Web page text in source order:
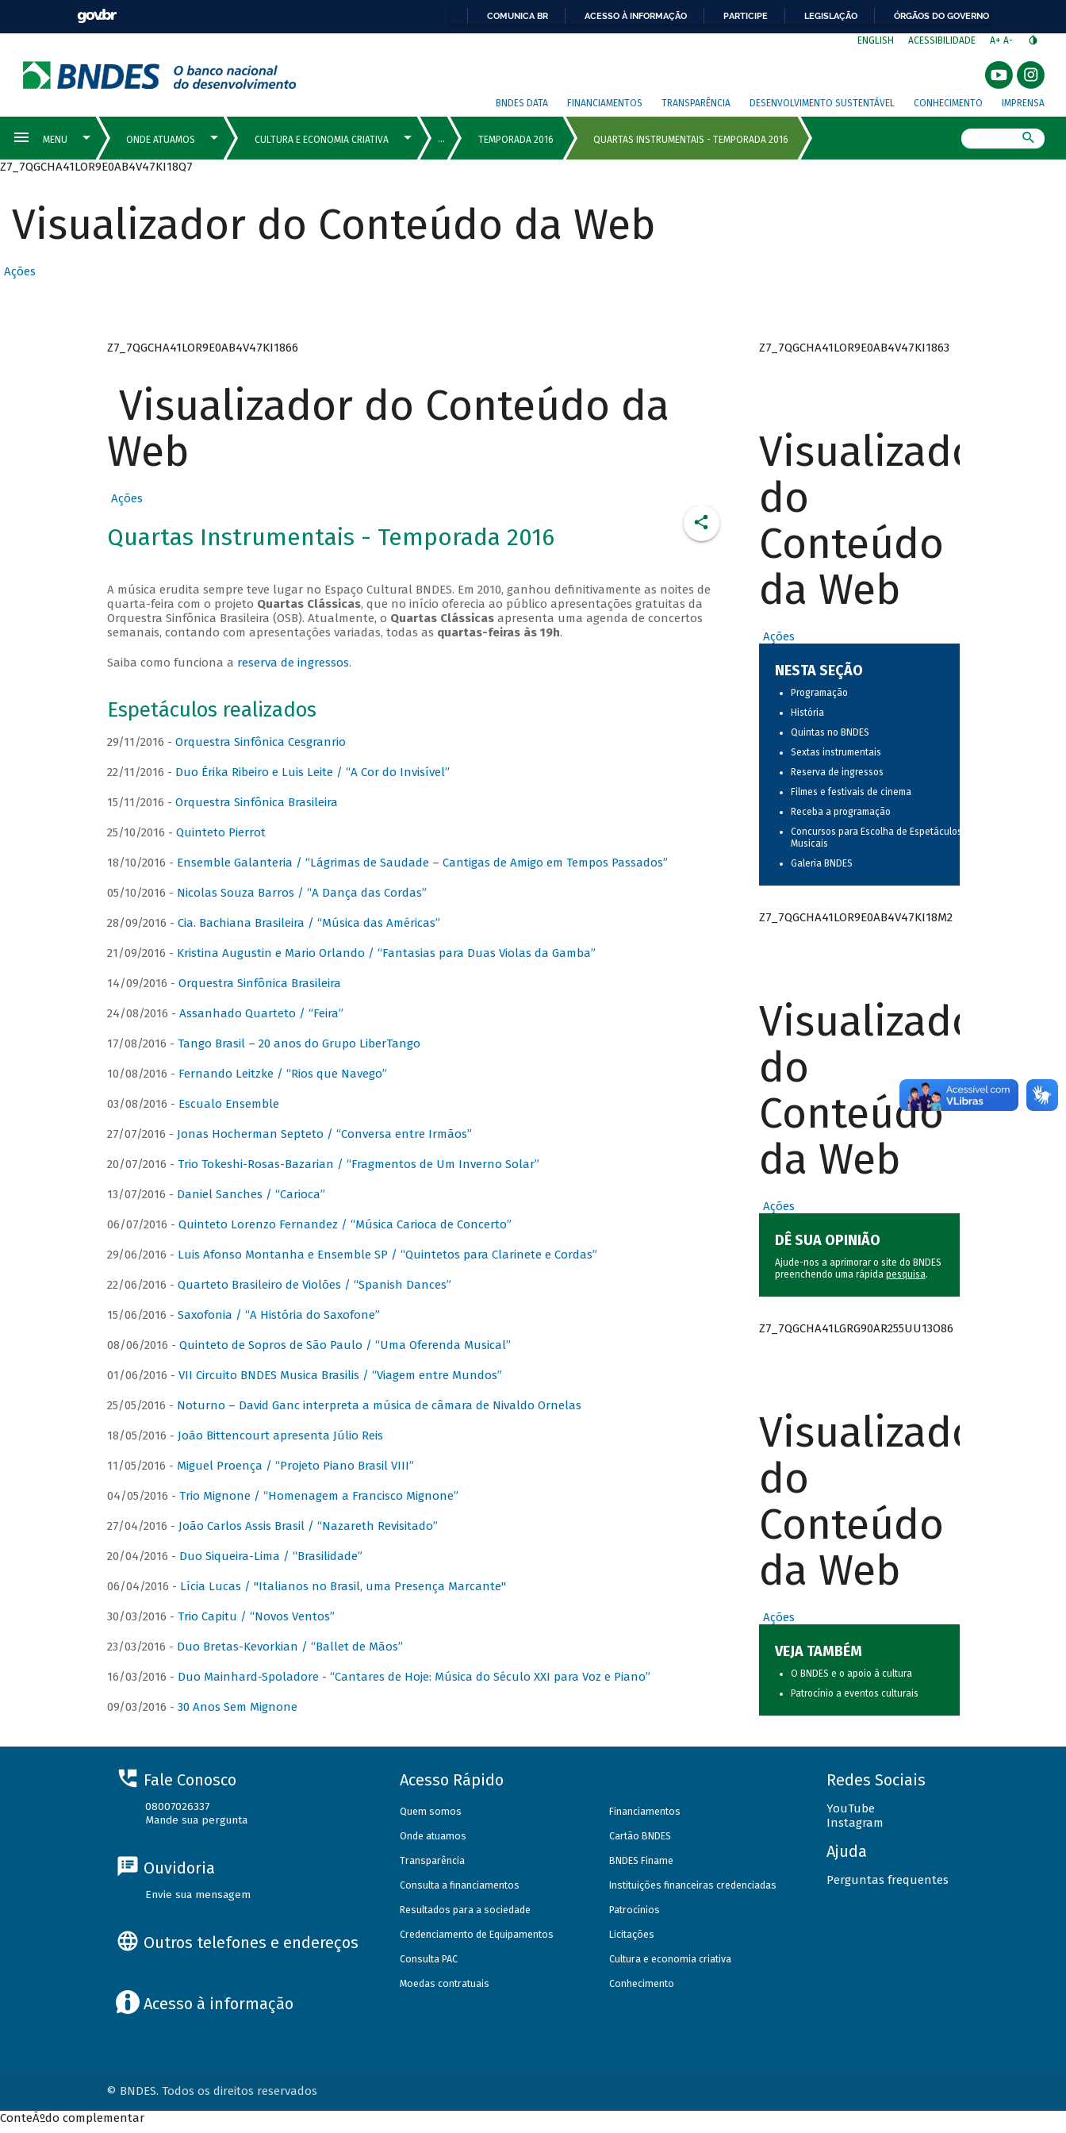
COMUNICA BR ACESSO À INFORMAÇÃO PARTICIPE LEGISLAÇÃO ÓRGÃOS DO GOVERNO
ENGLISH ACESSIBILIDADE A+ A-
BNDES DATA FINANCIAMENTOS TRANSPARÊNCIA DESENVOLVIMENTO SUSTENTÁVEL CONHECIMENTO IMPRENSA
Z7_7QGCHA41LOR9E0AB4V47KI18Q7
Visualizador do Conteúdo da Web
Ações
Z7_7QGCHA41LOR9E0AB4V47KI1866
Visualizador do Conteúdo da
Web
Ações
Quartas Instrumentais - Temporada 2016
A música erudita sempre teve lugar no Espaço Cultural BNDES. Em 2010, ganhou definitivamente as noites de
quarta-feira com o projeto Quartas Clássicas, que no início oferecia ao público apresentações gratuitas da
Orquestra Sinfônica Brasileira (OSB). Atualmente, o Quartas Clássicasapresenta uma agenda de concertos
semanais, contando com apresentações variadas, todas as quartas-feiras às 19h.
Saiba como funciona a reserva de ingressos.
Espetáculos realizados
29/11/2016 - Orquestra Sinfônica Cesgranrio
22/11/2016 - Duo Érika Ribeiro e Luis Leite / “A Cor do Invisível”
15/11/2016 - Orquestra Sinfônica Brasileira
25/10/2016 - Quinteto Pierrot
18/10/2016 - Ensemble Galanteria / “Lágrimas de Saudade – Cantigas de Amigo em Tempos Passados”
05/10/2016 - Nicolas Souza Barros / “A Dança das Cordas”
28/09/2016 - Cia. Bachiana Brasileira / “Música das Américas”
21/09/2016 - Kristina Augustin e Mario Orlando / “Fantasias para Duas Violas da Gamba”
14/09/2016 - Orquestra Sinfônica Brasileira
24/08/2016 - Assanhado Quarteto / “Feira”
17/08/2016 - Tango Brasil – 20 anos do Grupo LiberTango
10/08/2016 - Fernando Leitzke / “Rios que Navego”
03/08/2016 - Escualo Ensemble
27/07/2016 - Jonas Hocherman Septeto / “Conversa entre Irmãos”
20/07/2016 - Trio Tokeshi-Rosas-Bazarian / “Fragmentos de Um Inverno Solar”
13/07/2016 - Daniel Sanches / “Carioca”
06/07/2016 - Quinteto Lorenzo Fernandez / “Música Carioca de Concerto”
29/06/2016 - Luis Afonso Montanha e Ensemble SP / “Quintetos para Clarinete e Cordas”
22/06/2016 - Quarteto Brasileiro de Violões / “Spanish Dances”
15/06/2016 - Saxofonia / “A História do Saxofone”
08/06/2016 - Quinteto de Sopros de São Paulo / “Uma Oferenda Musical”
01/06/2016 - VII Circuito BNDES Musica Brasilis / “Viagem entre Mundos”
25/05/2016 - Noturno – David Ganc interpreta a música de câmara de Nivaldo Ornelas
18/05/2016 - João Bittencourt apresenta Júlio Reis
11/05/2016 - Miguel Proença / “Projeto Piano Brasil VIII”
04/05/2016 - Trio Mignone / “Homenagem a Francisco Mignone”
27/04/2016 - João Carlos Assis Brasil / “Nazareth Revisitado”
20/04/2016 - Duo Siqueira-Lima / “Brasilidade”
06/04/2016 - Lícia Lucas / "Italianos no Brasil, uma Presença Marcante"
30/03/2016 - Trio Capitu / “Novos Ventos”
23/03/2016 - Duo Bretas-Kevorkian / “Ballet de Mãos”
16/03/2016 - Duo Mainhard-Spoladore - “Cantares de Hoje: Música do Século XXI para Voz e Piano”
09/03/2016 - 30 Anos Sem Mignone
Z7_7QGCHA41LOR9E0AB4V47KI1863
Visualizador
do
Conteúdo
da Web
Ações
NESTA SEÇÃO
Programação
História
Quintas no BNDES
Sextas instrumentais
Reserva de ingressos
Filmes e festivais de cinema
Receba a programação
Concursos para Escolha de Espetáculos
Musicais
Galeria BNDES
Z7_7QGCHA41LOR9E0AB4V47KI18M2
Visualizador
do
Conteúdo
da Web
Ações
DÊ SUA OPINIÃO
Ajude-nos a aprimorar o site do BNDES
preenchendo uma rápida pesquisa.
Z7_7QGCHA41LGRG90AR255UU13O86
Visualizador
do
Conteúdo
da Web
Ações
VEJA TAMBÉM
O BNDES e o apoio à cultura
Patrocínio a eventos culturais
Fale Conosco
08007026337
Mande sua pergunta
Ouvidoria
Envie sua mensagem
Outros telefones e endereços
Acesso à informação
Acesso Rápido
Quem somos
Onde atuamos
Transparência
Consulta a financiamentos
Resultados para a sociedade
Credenciamento de Equipamentos
Consulta PAC
Moedas contratuais
Financiamentos
Cartão BNDES
BNDES Finame
Instituições financeiras credenciadas
Patrocínios
Licitações
Cultura e economia criativa
Conhecimento
Redes Sociais
YouTube
Instagram
Ajuda
Perguntas frequentes
© BNDES. Todos os direitos reservados
ConteÃºdo complementar